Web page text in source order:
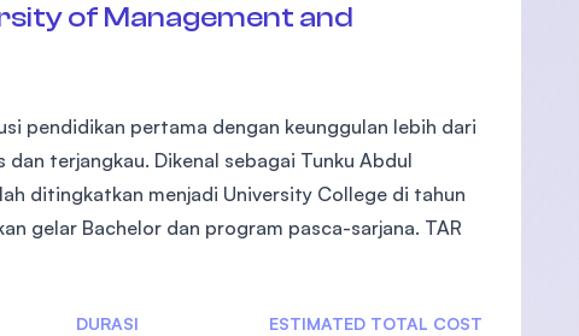
of Management and
pendidikan pertama dengan keunggulan lebih dari
terjangkau. Dikenal sebagai Tunku Abdul
ditingkatkan menjadi University College di tahun
gelar Bachelor dan program pasca-sarjana. TAR
DURASI ESTIMATED TOTAL COST